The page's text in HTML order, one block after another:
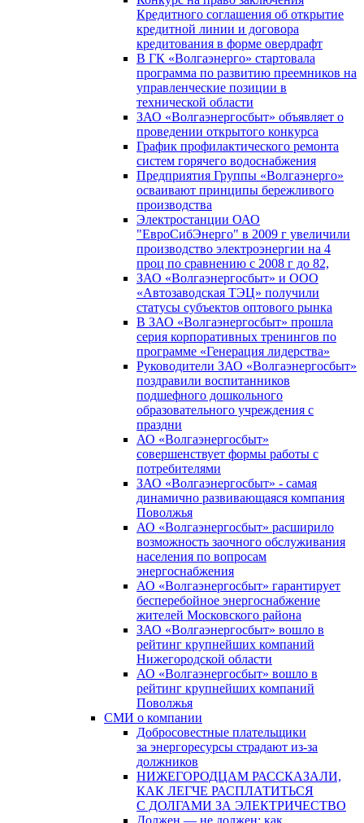
Кредитного соглашения об открытие
кредитной линии и договора
кредитования в форме овердрафт
В ГК «Волгаэнерго» стартовала
программа по развитию преемников на
управленческие позиции в
технической области
ЗАО «Волгаэнергосбыт» объявляет о
проведении открытого конкурса
График профилактического ремонта
систем горячего водоснабжения
Предприятия Группы «Волгаэнерго»
осваивают принципы бережливого
производства
Электростанции ОАО
"ЕвроСибЭнерго" в 2009 г увеличили
производство электроэнергии на 4
проц по сравнению с 2008 г до 82,
ЗАО «Волгаэнергосбыт» и ООО
«Автозаводская ТЭЦ» получили
статусы субъектов оптового рынка
В ЗАО «Волгаэнергосбыт» прошла
серия корпоративных тренингов по
программе «Генерация лидерства»
Руководители ЗАО «Волгаэнергосбыт»
поздравили воспитанников
подшефного дошкольного
образовательного учреждения с
праздни
АО «Волгаэнергосбыт»
совершенствует формы работы с
потребителями
ЗАО «Волгаэнергосбыт» - самая
динамично развивающаяся компания
Поволжья
АО «Волгаэнергосбыт» расширило
возможность заочного обслуживания
населения по вопросам
энергоснабжения
АО «Волгаэнергосбыт» гарантирует
бесперебойное энергоснабжение
жителей Московского района
ЗАО «Волгаэнергосбыт» вошло в
рейтинг крупнейших компаний
Нижегородской области
АО «Волгаэнергосбыт» вошло в
рейтинг крупнейших компаний
Поволжья
СМИ о компании
Добросовестные плательщики
за энергоресурсы страдают из-за
должников
НИЖЕГОРОДЦАМ РАССКАЗАЛИ,
КАК ЛЕГЧЕ РАСПЛАТИТЬСЯ
С ДОЛГАМИ ЗА ЭЛЕКТРИЧЕСТВО